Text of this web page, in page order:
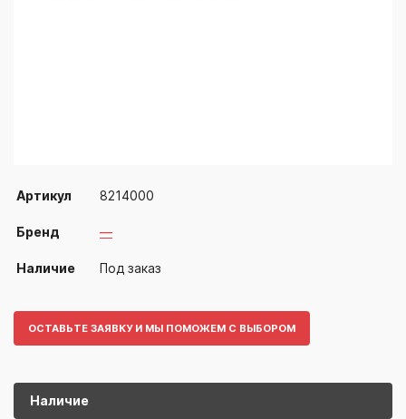
Артикул 8214000
Бренд —
Наличие Под заказ
ОСТАВЬТЕ ЗАЯВКУ И МЫ ПОМОЖЕМ С ВЫБОРОМ
Наличие